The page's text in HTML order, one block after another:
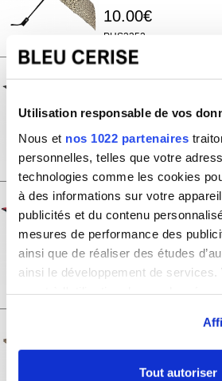
Utilisation responsable de vos
Nous et nos 1022 partenaires
personnelles, telles que votre
technologies comme les cookies
à des informations sur votre
publicités et du contenu
mesures de performance des
ainsi que de réaliser des études
ainsi le développement de
tout moment en consultant la
cookies ou en cliquant sur l'icône
Tout autoriser
10.00€
PHS3352
Parapluie pliable
P3025
Parapluie pliable
fermeture
10.00€
Parapluie pliable
fermeture